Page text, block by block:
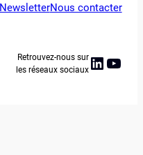
NewsletterNous contacter
Retrouvez-nous sur
les réseaux sociaux